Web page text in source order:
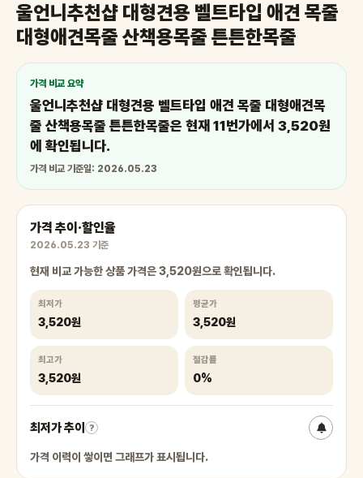
울언니추천샵 대형견용 벨트타입 애견 목줄
대형애견목줄 산책용목줄 튼튼한목줄
가격 비교 요약
울언니추천샵 대형견용 벨트타입 애견 목줄 대형애견목
줄 산책용목줄 튼튼한목줄은 현재 11번가에서 3,520원
에 확인됩니다.
가격 비교 기준일: 2026.05.23
가격 추이·할인율
2026.05.23 기준
현재 비교 가능한 상품 가격은 3,520원으로 확인됩니다.
최저가
3,520원
평균가
3,520원
최고가
3,520원
절감률
0%
최저가 추이 ?
가격 이력이 쌓이면 그래프가 표시됩니다.